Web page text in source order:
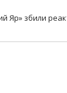
Яр» збили